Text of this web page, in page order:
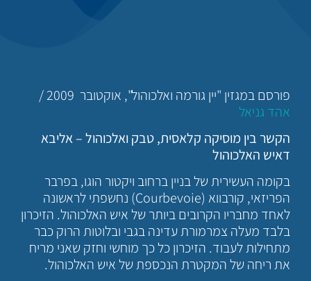
פורסם במגזין "יין גורמה ואלכוהול", אוקטובר 2009 /
אהד גניאל
הקשר בין מוסיקה קלאסית, טבק ואלכוהול – אליבא
דאיש האלכוהול
בקומה העשירית של בניין ברחוב ויקטור הוגו, בפרבר
הפריזאי, קורבווא (Courbevoie) נחשפתי לראשונה
לאחד מחבריו הקרובים ביותר של איש האלכוהול. הזיכרון
בלבד מעלה צמרמורת עדינה בגבי ובלוטות הרוק כבר
מתחילות לעבוד. הזיכרון כל כך מוחשי וחזק שאני מריח
את ריחה של המקטרת הנכספת של איש האלכוהול.